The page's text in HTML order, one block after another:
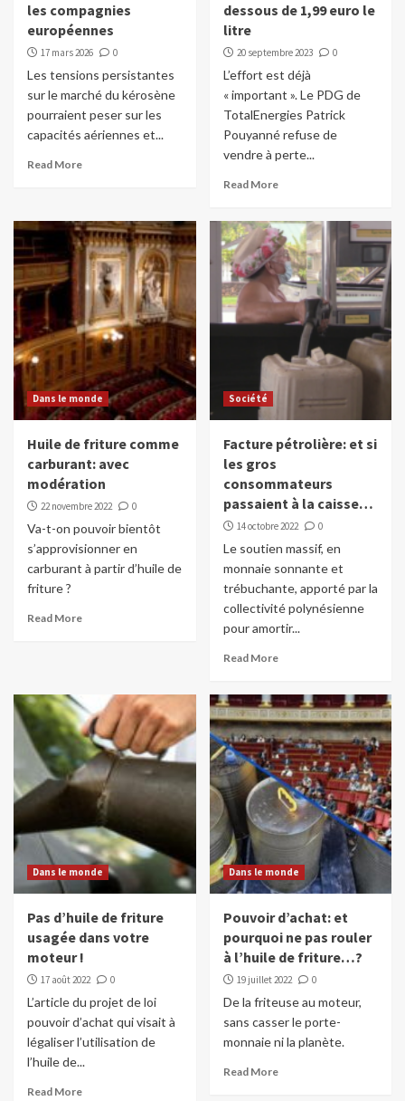
les compagnies
européennes
17 mars 2026 0
Les tensions persistantes
sur le marché du kérosène
pourraient peser sur les
capacités aériennes et...
Read More
dessous de 1,99 euro le
litre
20 septembre 2023 0
L’effort est déjà
« important ». Le PDG de
TotalEnergies Patrick
Pouyanné refuse de
vendre à perte...
Read More
Dans le monde
Huile de friture comme
carburant: avec
modération
22 novembre 2022 0
Va-t-on pouvoir bientôt
s’approvisionner en
carburant à partir d’huile de
friture ?
Read More
Société
Facture pétrolière: et si
les gros
consommateurs
passaient à la caisse…
14 octobre 2022 0
Le soutien massif, en
monnaie sonnante et
trébuchante, apporté par la
collectivité polynésienne
pour amortir...
Read More
Dans le monde
Pas d’huile de friture
usagée dans votre
moteur !
17 août 2022 0
L’article du projet de loi
pouvoir d’achat qui visait à
légaliser l’utilisation de
l’huile de...
Read More
Dans le monde
Pouvoir d’achat: et
pourquoi ne pas rouler
à l’huile de friture…?
19 juillet 2022 0
De la friteuse au moteur,
sans casser le porte-
monnaie ni la planète.
Read More